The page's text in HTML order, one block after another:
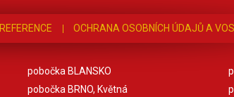
REFERENCE OCHRANA OSOBNÍCH ÚDAJŮ A VOS
pobočka BLANSKO
pobočka BRNO, Květná